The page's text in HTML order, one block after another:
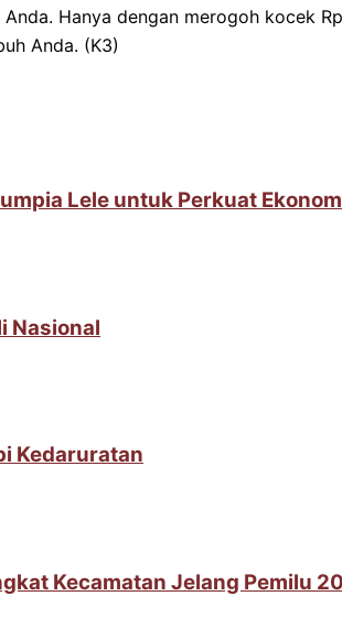
Hanya dengan merogoh kocek
Anda. (K3)
Lele untuk Perkuat
Nasional
Kedaruratan
Kecamatan Jelang Pemilu